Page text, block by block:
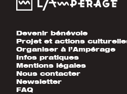
Devenir bénévole
Projet et actions
Organiser à l’Ampérage
Infos pratiques
Mentions légales
Nous contacter
Newsletter
FAQ